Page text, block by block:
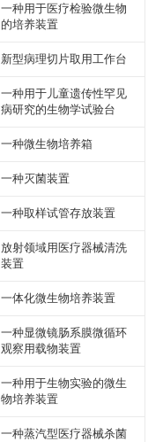
一种用于医疗检验微生物
的培养装置
新型病理切片取用工作台
一种用于儿童遗传性罕见
病研究的生物学试验台
一种微生物培养箱
一种灭菌装置
一种取样试管存放装置
放射领域用医疗器械清洗
装置
一体化微生物培养装置
一种显微镜肠系膜微循环
观察用载物装置
一种用于生物实验的微生
物培养装置
一种蒸汽型医疗器械杀菌